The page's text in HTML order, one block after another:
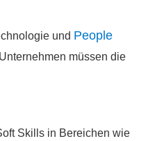
und People
müssen die
Skills in Bereichen wie